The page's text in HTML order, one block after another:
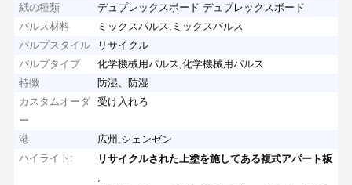
紙の種類
デュプレックスボード デュプレックスボード
パルス材料
ミックスパルス,ミックスパルス
パルプスタイル
リサイクル
パルプタイプ
化学機械用パルス,化学機械用パルス
特徴
防湿、防湿
カスタムオーダ
ー
受け入れろ
港
広州,シェンゼン
ハイライト:
リサイクルされた上塗を施してある複式アパート板